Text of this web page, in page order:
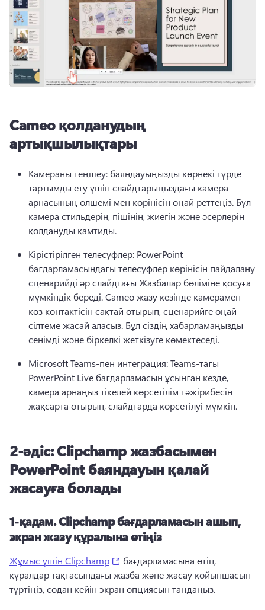
Cameo қолданудың
артықшылықтары
Камераны теңшеу: баяндауыңызды көрнекі түрде
тартымды ету үшін слайдтарыңыздағы камера
арнасының өлшемі мен көрінісін оңай реттеңіз. Бұл
камера стильдерін, пішінін, жиегін және әсерлерін
қолдануды қамтиды.
Кірістірілген телесуфлер: PowerPoint
бағдарламасындағы телесуфлер көрінісін пайдалану
сценарийді әр слайдтағы Жазбалар бөліміне қосуға
мүмкіндік береді. Cameo жазу кезінде камерамен
көз контактісін сақтай отырып, сценарийге оңай
сілтеме жасай аласыз. Бұл сіздің хабарламаңызды
сенімді және біркелкі жеткізуге көмектеседі.
Microsoft Teams-пен интеграция: Teams-тағы
PowerPoint Live бағдарламасын ұсынған кезде,
камера арнаңыз тікелей көрсетілім тәжірибесін
жақсарта отырып, слайдтарда көрсетілуі мүмкін.
2-әдіс: Clipchamp жазбасымен
PowerPoint баяндауын қалай
жасауға болады
1-қадам.Clipchamp бағдарламасын ашып,
экран жазу құралына өтіңіз
Жұмыс үшін Clipchamp (opens in a new tab)
бағдарламасына өтіп,
құралдар тақтасындағы жазба және жасау қойыншасын
түртіңіз, содан кейін экран опциясын таңдаңыз.